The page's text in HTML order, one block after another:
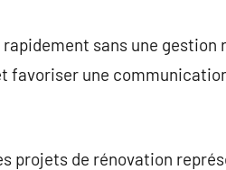
sans une
favoriser une
projets de rénovation